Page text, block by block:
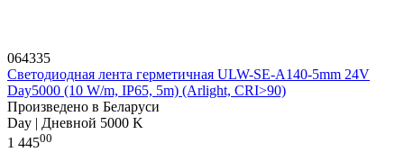
064335
Светодиодная лента герметичная ULW-SE-A140-5mm 24V
Day5000 (10 W/m, IP65, 5m) (Arlight, CRI>90)
Произведено в Беларуси
Day | Дневной 5000 K
1 44500